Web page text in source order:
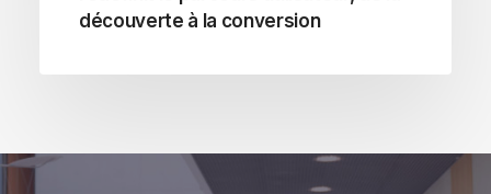
découverte à la conversion